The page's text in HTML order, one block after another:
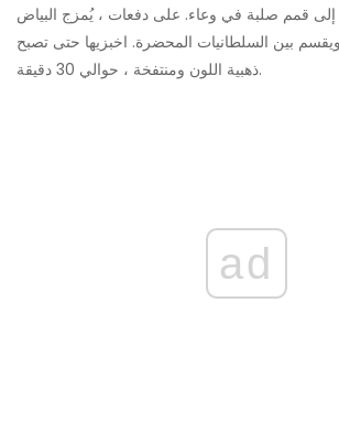
قمم صلبة في وعاء. على دفعات ، يُمزج البياض
بين السلطانيات المحضرة. اخبزيها حتى تصبح
ذهبية اللون ومنتفخة ، حوالي 30 دقيقة.
ad